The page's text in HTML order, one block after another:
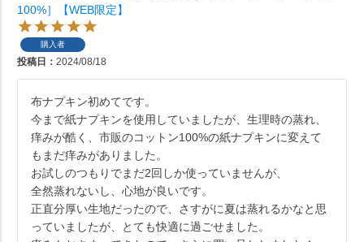
100%］【WEB限定】
購入者
投稿日 2024/08/18
布ナプキン初めてです。
今まで紙ナプキンを使用していましたが、生理時の蒸れ、
痒みが酷く、市販のコットン100%の紙ナプキンに変えて
もまだ痒みがありました。
お試しのつもりでまだ2回しか使っていませんが、
全然蒸れないし、心地が良いです。
正直分厚い生地だったので、さすがに夏は蒸れるかなと思
っていましたが、とても快適に過ごせました。